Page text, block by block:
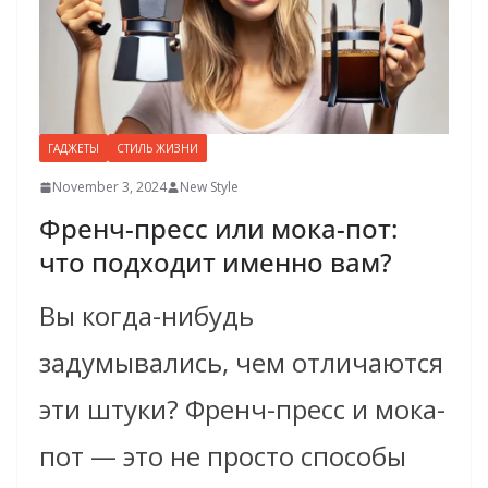
ГАДЖЕТЫ СТИЛЬ ЖИЗНИ
November 3, 2024 New Style
Френч-пресс или мока-пот:
что подходит именно вам?
Вы когда-нибудь
задумывались, чем отличаются
эти штуки? Френч-пресс и мока-
пот — это не просто способы